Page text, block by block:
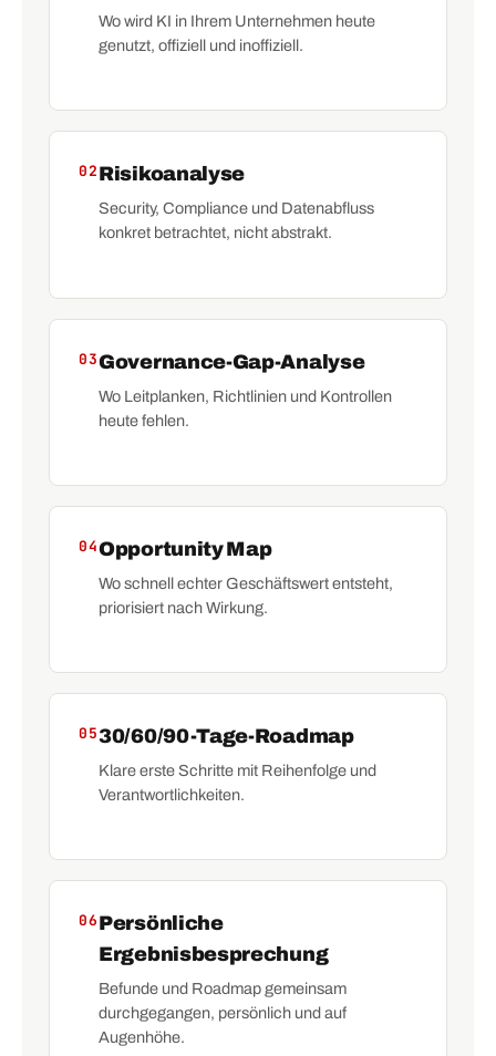
Wo wird KI in Ihrem Unternehmen heute
genutzt, offiziell und inoffiziell.
02Risikoanalyse
Security, Compliance und Datenabfluss
konkret betrachtet, nicht abstrakt.
03Governance-Gap-Analyse
Wo Leitplanken, Richtlinien und Kontrollen
heute fehlen.
04Opportunity Map
Wo schnell echter Geschäftswert entsteht,
priorisiert nach Wirkung.
0530/60/90-Tage-Roadmap
Klare erste Schritte mit Reihenfolge und
Verantwortlichkeiten.
06Persönliche
Ergebnisbesprechung
Befunde und Roadmap gemeinsam
durchgegangen, persönlich und auf
Augenhöhe.